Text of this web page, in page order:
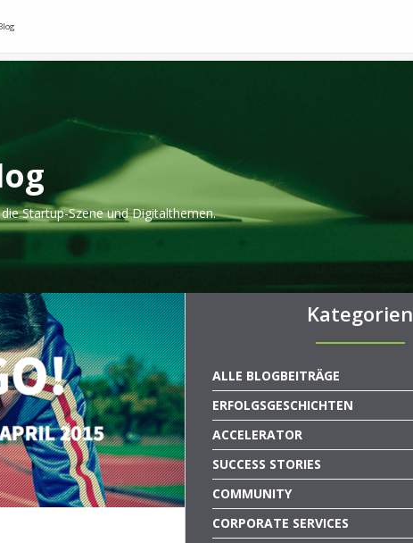
Startup-Szene und Digitalthemen.
Kategorien
ALLE BLOGBEITRÄGE
ERFOLGSGESCHICHTEN
ACCELERATOR
SUCCESS STORIES
COMMUNITY
CORPORATE SERVICES